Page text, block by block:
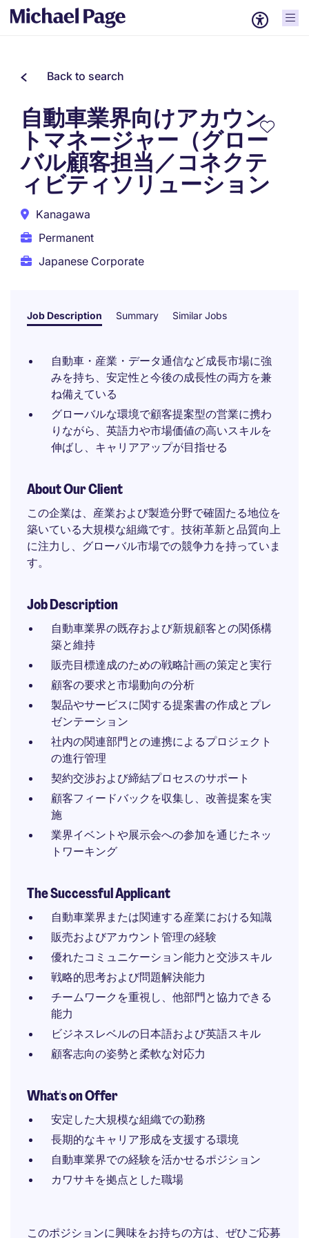
Back to search
自動車業界向けアカウン
トマネージャー（グロー
バル顧客担当／コネクテ
ィビティソリューション
Kanagawa
Permanent
Japanese Corporate
Job Description Summary Similar Jobs
自動車・産業・データ通信など成長市場に強
みを持ち、安定性と今後の成長性の両方を兼
ね備えている
グローバルな環境で顧客提案型の営業に携わ
りながら、英語力や市場価値の高いスキルを
伸ばし、キャリアアップが目指せる
About Our Client
この企業は、産業および製造分野で確固たる地位を
築いている大規模な組織です。技術革新と品質向上
に注力し、グローバル市場での競争力を持っていま
す。
Job Description
自動車業界の既存および新規顧客との関係構
築と維持
販売目標達成のための戦略計画の策定と実行
顧客の要求と市場動向の分析
製品やサービスに関する提案書の作成とプレ
ゼンテーション
社内の関連部門との連携によるプロジェクト
の進行管理
契約交渉および締結プロセスのサポート
顧客フィードバックを収集し、改善提案を実
施
業界イベントや展示会への参加を通じたネッ
トワーキング
The Successful Applicant
自動車業界または関連する産業における知識
販売およびアカウント管理の経験
優れたコミュニケーション能力と交渉スキル
戦略的思考および問題解決能力
チームワークを重視し、他部門と協力できる
能力
ビジネスレベルの日本語および英語スキル
顧客志向の姿勢と柔軟な対応力
What's on Offer
安定した大規模な組織での勤務
長期的なキャリア形成を支援する環境
自動車業界での経験を活かせるポジション
カワサキを拠点とした職場
このポジションに興味をお持ちの方は、ぜひご応募